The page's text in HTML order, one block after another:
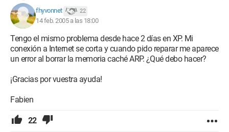
fhyvonnet 22
14 feb. 2005 a las 18:00
Tengo el mismo problema desde hace 2 días en XP. Mi
conexión a Internet se corta y cuando pido reparar me aparece
un error al borrar la memoria caché ARP. ¿Qué debo hacer?
¡Gracias por vuestra ayuda!
Fabien
22